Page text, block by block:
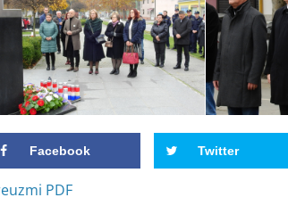
Facebook Twitter
PDF